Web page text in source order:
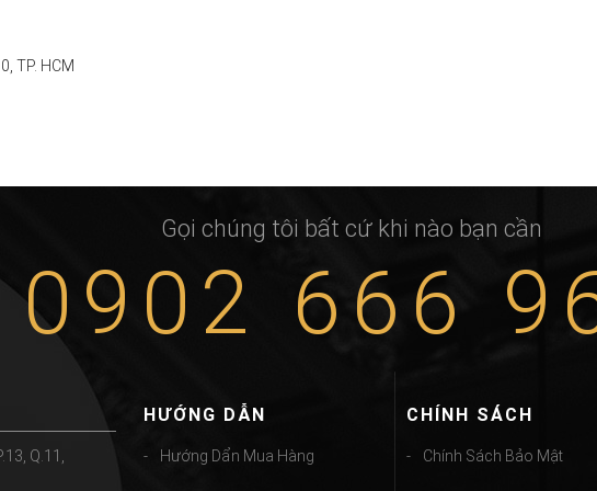
TP. HCM
Gọi chúng tôi bất cứ khi nào bạn cần
0902 666
Q.11,
HƯỚNG DẪN
Hướng Dẩn Mua Hàng
CHÍNH SÁCH
Chính Sách Bảo Mật